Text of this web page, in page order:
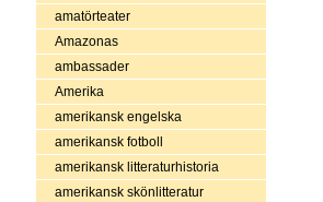
amatörteater
Amazonas
ambassader
Amerika
amerikansk engelska
amerikansk fotboll
amerikansk litteraturhistoria
amerikansk skönlitteratur